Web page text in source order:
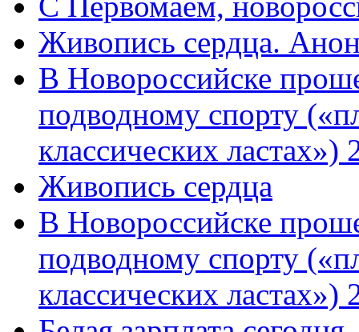
Живопись сердца.
В Новороссийске
подводному спорту
классических
Живопись сердца
В Новороссийске
подводному спорту
классических ластах»)